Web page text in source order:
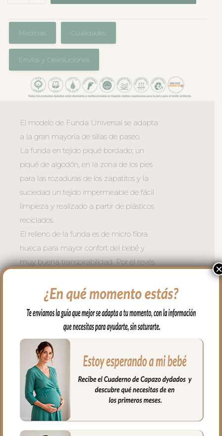
Medidas Cualidades
Envíos y Devoluciones
El modelo de Funda Universal se adapta
a la gran mayoría de sillas de paseo.
La funda en tejido piqué bordado; un
piqué de algodón, en la zona de los pies
para las rozaduras de los zapatitos y la
suciedad un tejido impermeable de fácil
limpieza y realizado a partir de plásticos
reciclados.
El relleno de la funda es de micro fibra
hueca para mayor confort del bebé y
muy buena transpirabilidad. Por el revés
ventilación.
Para sujetar la funda en la silla cuenta
con una trasera muy ancha y regulable
con goma. También lleva las cintas y las
gomitas por si la capota va unida al
respaldo y no puedes usar la trasera.
Cuenta con un sistema de sujeción
adicional el S_PLUS para conseguir que
a la funda quede mejor sujeta al
respaldo. Son unas cintas que pasas por
las aberturas de los arneses en el respaldo
×